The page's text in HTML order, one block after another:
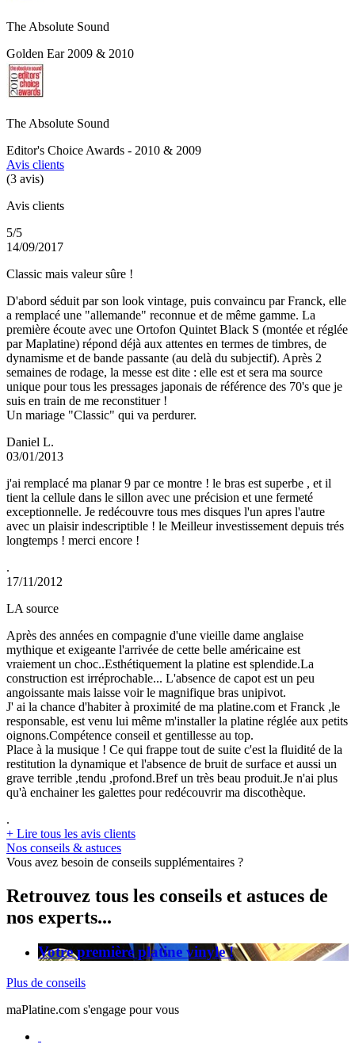
The Absolute Sound
Golden Ear 2009 & 2010
The Absolute Sound
Editor's Choice Awards - 2010 & 2009
Avis clients
(3 avis)
Avis clients
5/5
14/09/2017
Classic mais valeur sûre !
D'abord séduit par son look vintage, puis convaincu par Franck, elle
a remplacé une "allemande" reconnue et de même gamme. La
première écoute avec une Ortofon Quintet Black S (montée et réglée
par Maplatine) répond déjà aux attentes en termes de timbres, de
dynamisme et de bande passante (au delà du subjectif). Après 2
semaines de rodage, la messe est dite : elle est et sera ma source
unique pour tous les pressages japonais de référence des 70's que je
suis en train de me reconstituer !
Un mariage "Classic" qui va perdurer.
Daniel L.
03/01/2013
j'ai remplacé ma planar 9 par ce montre ! le bras est superbe , et il
tient la cellule dans le sillon avec une précision et une fermeté
exceptionnelle. Je redécouvre tous mes disques l'un apres l'autre
avec un plaisir indescriptible ! le Meilleur investissement depuis trés
longtemps ! merci encore !
.
17/11/2012
LA source
Après des années en compagnie d'une vieille dame anglaise
mythique et exigeante l'arrivée de cette belle américaine est
vraiement un choc..Esthétiquement la platine est splendide.La
construction est irréprochable... L'absence de capot est un peu
angoissante mais laisse voir le magnifique bras unipivot.
J' ai la chance d'habiter à proximité de ma platine.com et Franck ,le
responsable, est venu lui même m'installer la platine réglée aux petits
oignons.Compétence conseil et gentillesse au top.
Place à la musique ! Ce qui frappe tout de suite c'est la fluidité de la
restitution la dynamique et l'absence de bruit de surface et aussi un
grave terrible ,tendu ,profond.Bref un très beau produit.Je n'ai plus
qu'à enchainer les galettes pour redécouvrir ma discothèque.
.
+ Lire tous les avis clients
Nos conseils & astuces
Vous avez besoin de conseils supplémentaires ?
Retrouvez tous les conseils et astuces de
nos experts...
Votre première platine vinyle !
Plus de conseils
maPlatine.com s'engage pour vous